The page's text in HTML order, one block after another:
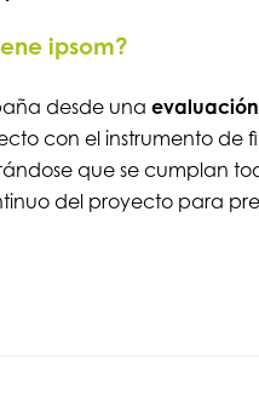
ipsom?
desde una evaluación
con el instrumento de
que se cumplan
del proyecto para